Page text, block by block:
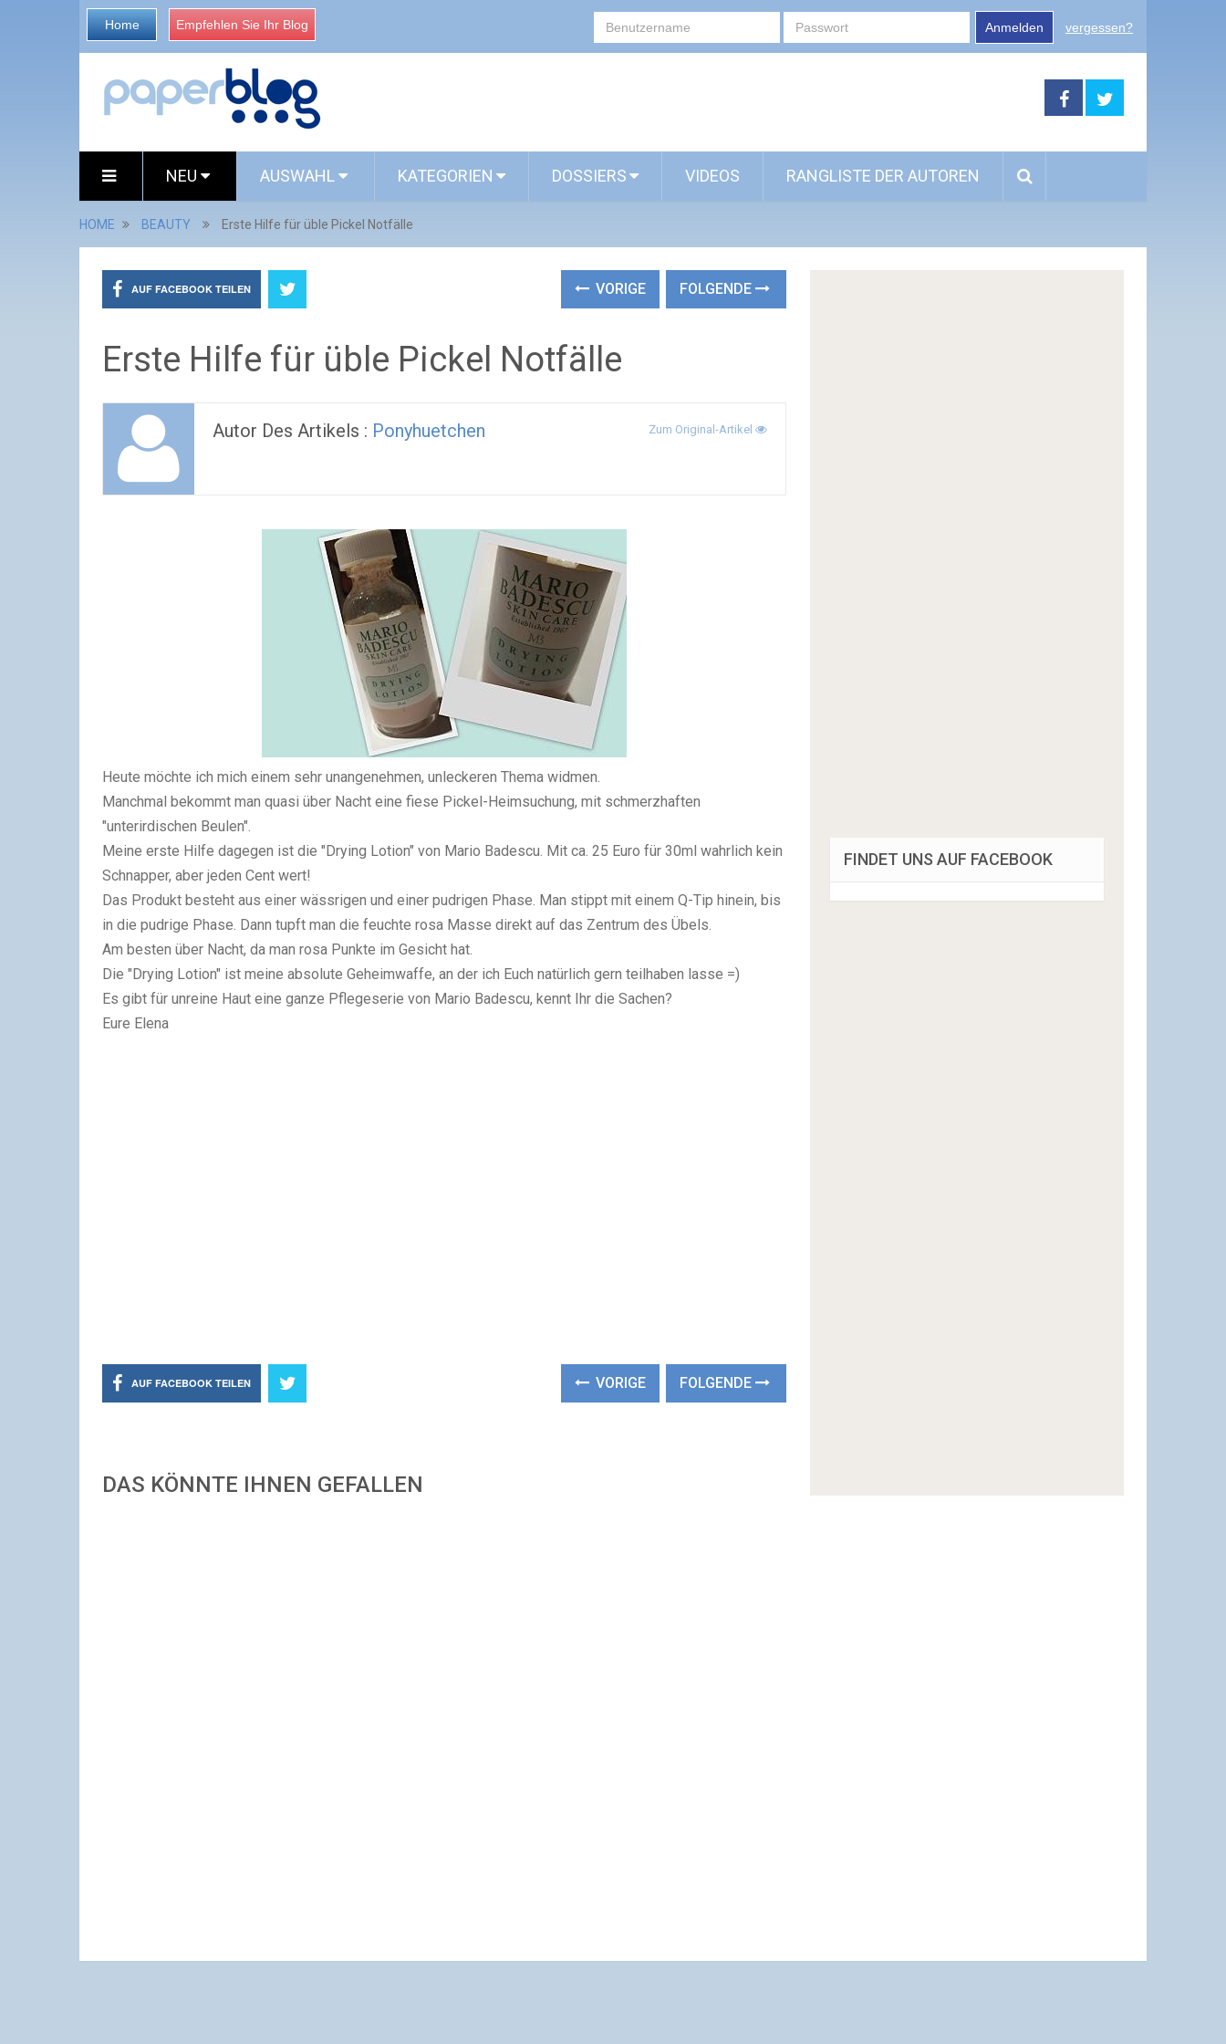
Home Empfehlen Sie Ihr Blog Anmelden vergessen?
NEU AUSWAHL KATEGORIEN DOSSIERS VIDEOS RANGLISTE DER AUTOREN
HOME BEAUTY Erste Hilfe für üble Pickel Notfälle
AUF FACEBOOK TEILEN VORIGE FOLGENDE
Erste Hilfe für üble Pickel Notfälle
Autor Des Artikels : Ponyhuetchen Zum Original-Artikel
Heute möchte ich mich einem sehr unangenehmen, unleckeren Thema widmen.
Manchmal bekommt man quasi über Nacht eine fiese Pickel-Heimsuchung, mit schmerzhaften
"unterirdischen Beulen".
Meine erste Hilfe dagegen ist die "Drying Lotion" von Mario Badescu. Mit ca. 25 Euro für 30ml wahrlich kein
Schnapper, aber jeden Cent wert!
Das Produkt besteht aus einer wässrigen und einer pudrigen Phase. Man stippt mit einem Q-Tip hinein, bis
in die pudrige Phase. Dann tupft man die feuchte rosa Masse direkt auf das Zentrum des Übels.
Am besten über Nacht, da man rosa Punkte im Gesicht hat.
Die "Drying Lotion" ist meine absolute Geheimwaffe, an der ich Euch natürlich gern teilhaben lasse =)
Es gibt für unreine Haut eine ganze Pflegeserie von Mario Badescu, kennt Ihr die Sachen?
Eure Elena
AUF FACEBOOK TEILEN VORIGE FOLGENDE
DAS KÖNNTE IHNEN GEFALLEN
FINDET UNS AUF FACEBOOK